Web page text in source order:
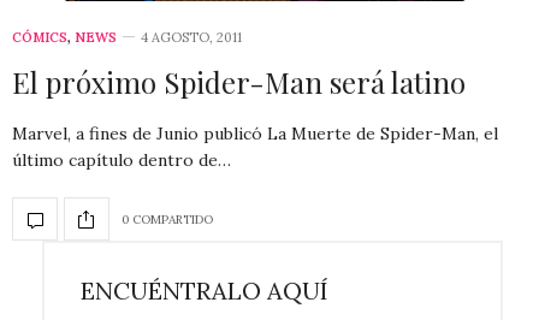
CÓMICS, NEWS 4 AGOSTO, 2011
El próximo Spider-Man será latino
Marvel, a fines de Junio publicó La Muerte de Spider-Man, el
último capítulo dentro de…
0 COMPARTIDO
ENCUÉNTRALO AQUÍ